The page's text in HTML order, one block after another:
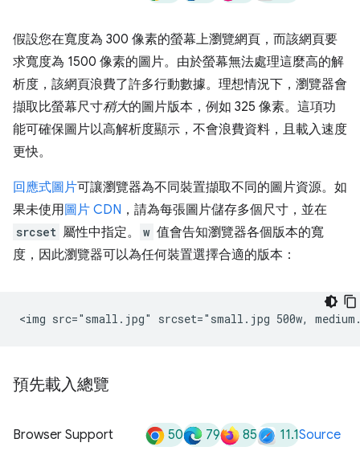
假設您在寬度為 300 像素的螢幕上瀏覽網頁，而該網頁要
求寬度為 1500 像素的圖片。由於螢幕無法處理這麼高的解
析度，該網頁浪費了許多行動數據。理想情況下，瀏覽器會
擷取比螢幕尺寸稍大的圖片版本，例如 325 像素。這項功
能可確保圖片以高解析度顯示，不會浪費資料，且載入速度
更快。
回應式圖片可讓瀏覽器為不同裝置擷取不同的圖片資源。如
果未使用圖片 CDN ，請為每張圖片儲存多個尺寸，並在
srcset 屬性中指定。 w 值會告知瀏覽器各個版本的寬
度，因此瀏覽器可以為任何裝置選擇合適的版本：
預先載入總覽
Browser Support 50 79 85 11.1Source